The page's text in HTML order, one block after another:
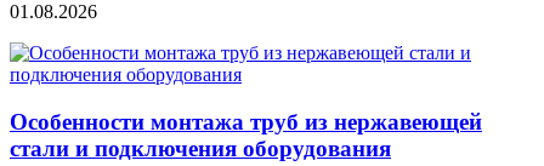
01.08.2026
Особенности монтажа труб из нержавеющей
стали и подключения оборудования